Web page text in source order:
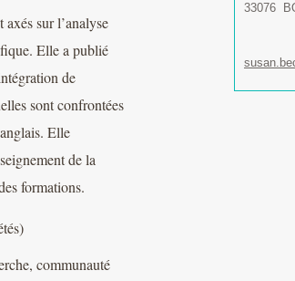
sur l’analyse
Elle a publié
de
sont confrontées
Elle
de la
formations.
communauté
33076